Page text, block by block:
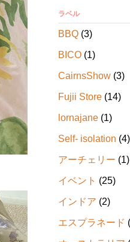
ラベル
BBQ (3)
BICO (1)
CairnsShow (3)
Fujii Store (14)
lornajane (1)
Self- isolation (4)
アーチェリー (1)
イベント (25)
インドア (2)
エスプラネード